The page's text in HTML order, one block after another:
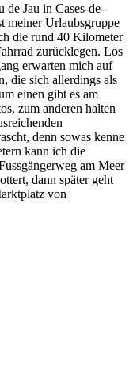
de Jau in Cases-de-
meiner Urlaubsgruppe
die rund 40 Kilometer
zurücklegen. Los
erwarten mich auf
die sich allerdings als
einen gibt es am
zum anderen halten
denn sowas kenne
kann ich die
am Meer
dann später geht
von